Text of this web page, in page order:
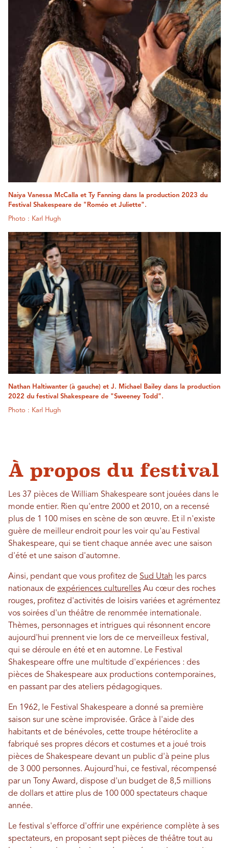
Naiya Vanessa McCalla et Ty Fanning dans la production 2023 du
Festival Shakespeare de "Roméo et Juliette".
Photo : Karl Hugh
Nathan Haltiwanter (à gauche) et J. Michael Bailey dans la production
2022 du festival Shakespeare de "Sweeney Todd".
Photo : Karl Hugh
À propos du festival
Les 37 pièces de William Shakespeare sont jouées dans le
monde entier. Rien qu'entre 2000 et 2010, on a recensé
plus de 1 100 mises en scène de son œuvre. Et il n'existe
guère de meilleur endroit pour les voir qu'au Festival
Shakespeare, qui se tient chaque année avec une saison
d'été et une saison d'automne.
Ainsi, pendant que vous profitez de Sud Utah les parcs
nationaux de expériences culturelles Au cœur des roches
rouges, profitez d'activités de loisirs variées et agrémentez
vos soirées d'un théâtre de renommée internationale.
Thèmes, personnages et intrigues qui résonnent encore
aujourd'hui prennent vie lors de ce merveilleux festival,
qui se déroule en été et en automne. Le Festival
Shakespeare offre une multitude d'expériences : des
pièces de Shakespeare aux productions contemporaines,
en passant par des ateliers pédagogiques.
En 1962, le Festival Shakespeare a donné sa première
saison sur une scène improvisée. Grâce à l'aide des
habitants et de bénévoles, cette troupe hétéroclite a
fabriqué ses propres décors et costumes et a joué trois
pièces de Shakespeare devant un public d'à peine plus
de 3 000 personnes. Aujourd'hui, ce festival, récompensé
par un Tony Award, dispose d'un budget de 8,5 millions
de dollars et attire plus de 100 000 spectateurs chaque
année.
Le festival s'efforce d'offrir une expérience complète à ses
spectateurs, en proposant sept pièces de théâtre tout au